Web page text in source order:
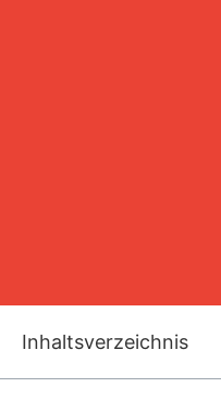
Inhaltsverzeichnis